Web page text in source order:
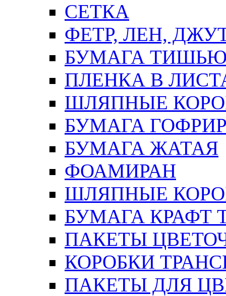
СЕТКА
ФЕТР, ЛЕН,
БУМАГА
ПЛЕНКА В
ШЛЯПНЫЕ
БУМАГА
БУМАГА ЖАТАЯ
ФОАМИРАН
ШЛЯПНЫЕ
БУМАГА КРАФТ
ПАКЕТЫ
КОРОБКИ
ПАКЕТЫ ДЛЯ